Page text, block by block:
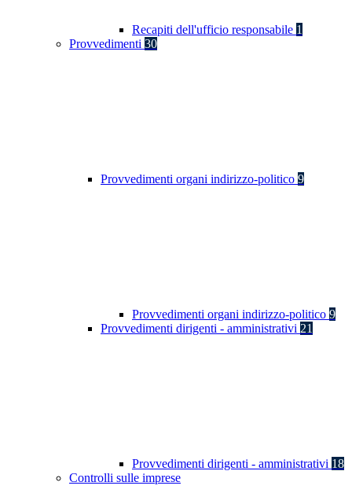
Recapiti dell'ufficio responsabile 1
Provvedimenti 30
Provvedimenti organi indirizzo-politico 9
Provvedimenti organi indirizzo-politico 9
Provvedimenti dirigenti - amministrativi 21
Provvedimenti dirigenti - amministrativi 18
Controlli sulle imprese